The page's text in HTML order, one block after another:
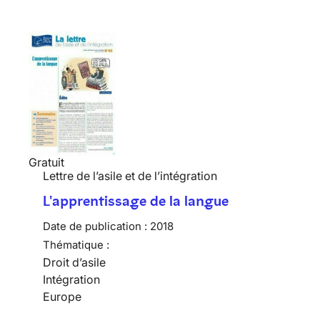
Gratuit
Lettre de l’asile et de l’intégration
L'apprentissage de la langue
Date de publication : 2018
Thématique :
Droit d’asile
Intégration
Europe